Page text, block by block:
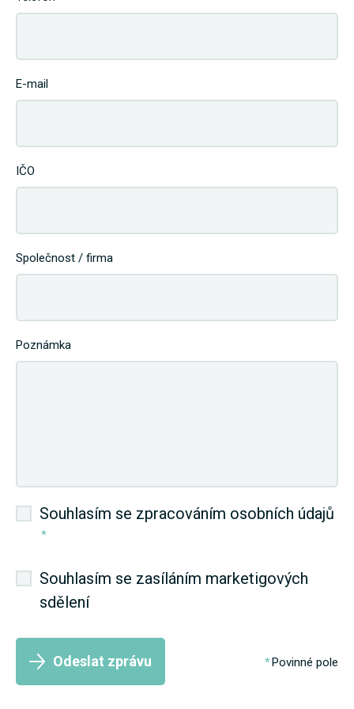
E-mail
IČO
Společnost / firma
Poznámka
Souhlasím se zpracováním osobních údajů
*
Souhlasím se zasíláním marketigových
sdělení
Odeslat zprávu Povinné pole